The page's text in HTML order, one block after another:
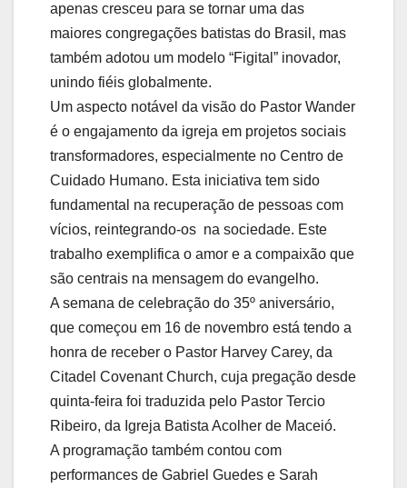
apenas cresceu para se tornar uma das
maiores congregações batistas do Brasil, mas
também adotou um modelo “Figital” inovador,
unindo fiéis globalmente.
Um aspecto notável da visão do Pastor Wander
é o engajamento da igreja em projetos sociais
transformadores, especialmente no Centro de
Cuidado Humano. Esta iniciativa tem sido
fundamental na recuperação de pessoas com
vícios, reintegrando-os na sociedade. Este
trabalho exemplifica o amor e a compaixão que
são centrais na mensagem do evangelho.
A semana de celebração do 35º aniversário,
que começou em 16 de novembro está tendo a
honra de receber o Pastor Harvey Carey, da
Citadel Covenant Church, cuja pregação desde
quinta-feira foi traduzida pelo Pastor Tercio
Ribeiro, da Igreja Batista Acolher de Maceió.
A programação também contou com
performances de Gabriel Guedes e Sarah